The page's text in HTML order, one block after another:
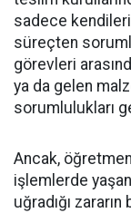
sadece
süreçten
görevleri
ya da gelen
sorumlulukları
Ancak,
işlemlerde
uğradığı